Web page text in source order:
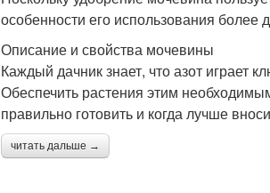
особенности его использования более
Описание и свойства мочевины
Каждый дачник знает, что азот играет
Обеспечить растения этим
правильно готовить и когда лучше
читать дальше →